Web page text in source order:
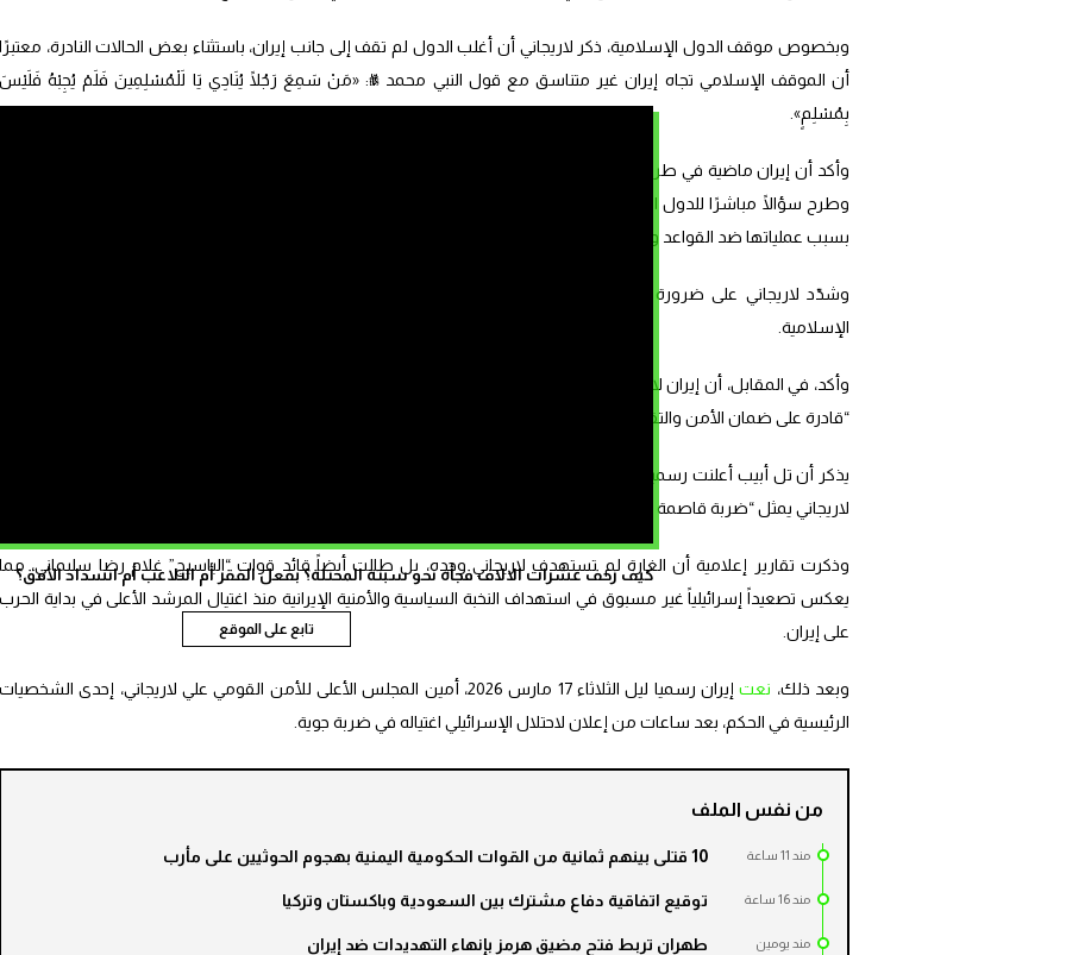
كيف زحف عشرات الالاف فجأة نحو سبتة المحتلة؟ بفعل الفقر أم التلاعب أم انسداد الأفق؟
تابع على الموقع
وبخصوص موقف الدول الإسلامية، ذكر لاريجاني أن أغلب الدول لم تقف إلى جانب إيران، باستثناء بعض الحالات النادرة، معتبرًا
أن الموقف الإسلامي تجاه إيران غير متناسق مع قول النبي محمد ﷺ: «مَنْ سَمِعَ رَجُلًا يُنَادِي يَا لَلْمُسْلِمِينَ فَلَمْ يُجِبْهُ فَلَيْسَ
بِمُسْلِمٍ».
وأكد أن إيران ماضية في طريق المقاومة ضد “الشيطان الأكبر والشيطان الأصغر”، في إشارة إلى الولايات المتحدة وإسرائيل،
وطرح سؤالًا مباشرًا للدول الإسلامية: “إلى أي جانب تقفون؟”، معبّرًا عن خيبة أمله من تحوّل بعض الدول إلى خصوم لإيران
بسبب عملياتها ضد القواعد والمصالح الأمريكية والإسرائيلية في المنطقة.
وشدّد لاريجاني على ضرورة التفكير في “مستقبل العالم الإسلامي”، محذرًا من عدم وفاء أمريكا وعداء إسرائيل للدول
الإسلامية.
وأكد، في المقابل، أن إيران لا تسعى إلى الهيمنة على هذه الدول، مشددا على أن وحدة الأمة الإسلامية، إذا تحققت بكل قوة،
“قادرة على ضمان الأمن والتقدم والاستقلال لجميع دولها”.
يذكر أن تل أبيب أعلنت رسمياً، اليوم الثلاثاء، “تصفية” علي لاريجاني في غارة جوية استهدفت العاصمة طهران، معتبراً أن غياب
لاريجاني يمثل “ضربة قاصمة لمنظومة القيادة والسيطرة” في إيران.
وذكرت تقارير إعلامية أن الغارة لم تستهدف لاريجاني وحده، بل طالت أيضاً قائد قوات “الباسيج” غلام رضا سليماني، مما
يعكس تصعيداً إسرائيلياً غير مسبوق في استهداف النخبة السياسية والأمنية الإيرانية منذ اغتيال المرشد الأعلى في بداية الحرب
على إيران.
وبعد ذلك، نعت
إيران رسميا ليل الثلاثاء 17 مارس 2026، أمين المجلس الأعلى للأمن القومي علي لاريجاني، إحدى الشخصيات
الرئيسية في الحكم، بعد ساعات من إعلان لاحتلال الإسرائيلي اغتياله في ضربة جوية.
من نفس الملف
مند 11 ساعة 10 قتلى بينهم ثمانية من القوات الحكومية اليمنية بهجوم الحوثيين على مأرب
مند 16 ساعة توقيع اتفاقية دفاع مشترك بين السعودية وباكستان وتركيا
مند يومين طهران تربط فتح مضيق هرمز بإنهاء التهديدات ضد إيران